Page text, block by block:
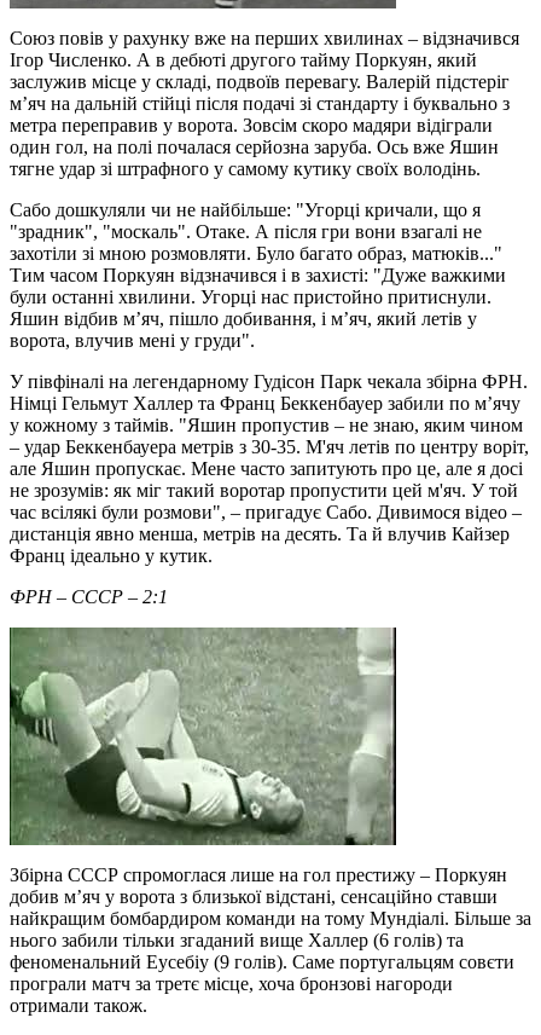
Союз повів у рахунку вже на перших хвилинах – відзначився
Ігор Численко. А в дебюті другого тайму Поркуян, який
заслужив місце у складі, подвоїв перевагу. Валерій підстеріг
м’яч на дальній стійці після подачі зі стандарту і буквально з
метра переправив у ворота. Зовсім скоро мадяри відіграли
один гол, на полі почалася серйозна заруба. Ось вже Яшин
тягне удар зі штрафного у самому кутику своїх володінь.
Сабо дошкуляли чи не найбільше: "Угорці кричали, що я
"зрадник", "москаль". Отаке. А після гри вони взагалі не
захотіли зі мною розмовляти. Було багато образ, матюків..."
Тим часом Поркуян відзначився і в захисті: "Дуже важкими
були останні хвилини. Угорці нас пристойно притиснули.
Яшин відбив м’яч, пішло добивання, і м’яч, який летів у
ворота, влучив мені у груди".
У півфіналі на легендарному Гудісон Парк чекала збірна ФРН.
Німці Гельмут Халлер та Франц Беккенбауер забили по м’ячу
у кожному з таймів. "Яшин пропустив – не знаю, яким чином
– удар Беккенбауера метрів з 30-35. М'яч летів по центру воріт,
але Яшин пропускає. Мене часто запитують про це, але я досі
не зрозумів: як міг такий воротар пропустити цей м'яч. У той
час всілякі були розмови", – пригадує Сабо. Дивимося відео –
дистанція явно менша, метрів на десять. Та й влучив Кайзер
Франц ідеально у кутик.
ФРН – СССР – 2:1
Збірна СССР спромоглася лише на гол престижу – Поркуян
добив м’яч у ворота з близької відстані, сенсаційно ставши
найкращим бомбардиром команди на тому Мундіалі. Більше за
нього забили тільки згаданий вище Халлер (6 голів) та
феноменальний Еусебіу (9 голів). Саме португальцям совєти
програли матч за третє місце, хоча бронзові нагороди
отримали також.